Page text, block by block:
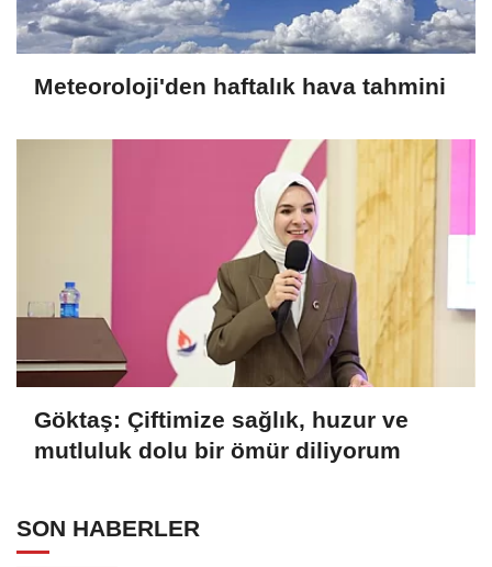
Meteoroloji'den haftalık hava tahmini
Göktaş: Çiftimize sağlık, huzur ve
mutluluk dolu bir ömür diliyorum
SON HABERLER